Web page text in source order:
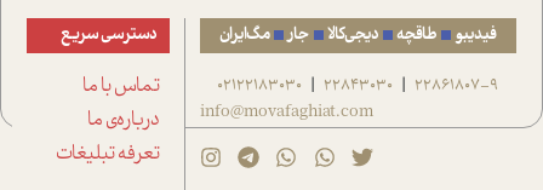
فیدیبو طاقچه دیجی‌کالا جار مگ‌ایران
22861807-9
|
22843030
|
02122183030
info@movafaghiat.com
دسترسی سریع
تماس با ما
درباره‌ی ما
تعرفه تبلیغات